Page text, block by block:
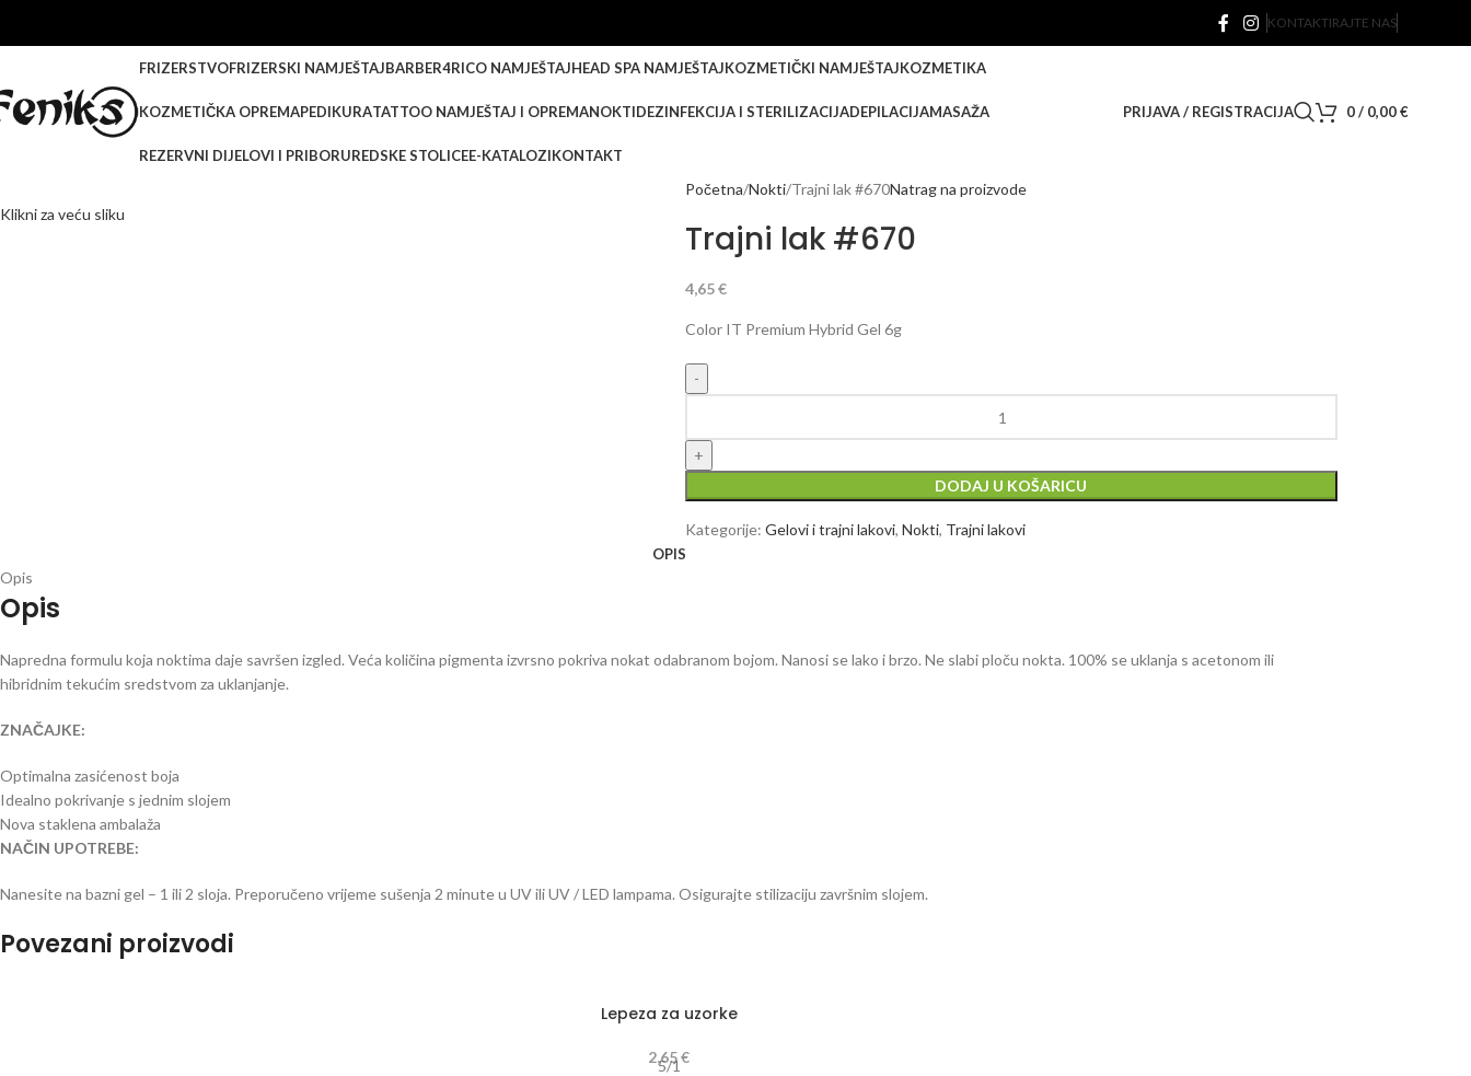
KONTAKTIRAJTE NAS
FRIZERSTVOFRIZERSKI NAMJEŠTAJBARBER4RICO NAMJEŠTAJHEAD SPA NAMJEŠTAJKOZMETIČKI NAMJEŠTAJKOZMETIKA
KOZMETIČKA OPREMAPEDIKURATATTOO NAMJEŠTAJ I OPREMANOKTIDEZINFEKCIJA I STERILIZACIJADEPILACIJAMASAŽA
REZERVNI DIJELOVI I PRIBORUREDSKE STOLICEE-KATALOZIKONTAKT
PRIJAVA / REGISTRACIJA 0/ 0,00€
Klikni za veću sliku
Početna Nokti Trajni lak #670Natrag na proizvode
Trajni lak #670
4,65€
Color IT Premium Hybrid Gel 6g
DODAJ U KOŠARICU
Kategorije: Gelovi i trajni lakovi, Nokti, Trajni lakovi
OPIS
Opis
Opis
Napredna formulu koja noktima daje savršen izgled. Veća količina pigmenta izvrsno pokriva nokat odabranom bojom. Nanosi se lako i brzo. Ne slabi ploču nokta. 100% se uklanja s acetonom ili
hibridnim tekućim sredstvom za uklanjanje.
ZNAČAJKE:
Optimalna zasićenost boja
Idealno pokrivanje s jednim slojem
Nova staklena ambalaža
NAČIN UPOTREBE:
Nanesite na bazni gel – 1 ili 2 sloja. Preporučeno vrijeme sušenja 2 minute u UV ili UV / LED lampama. Osigurajte stilizaciju završnim slojem.
Povezani proizvodi
Lepeza za uzorke
2,65€
5/1